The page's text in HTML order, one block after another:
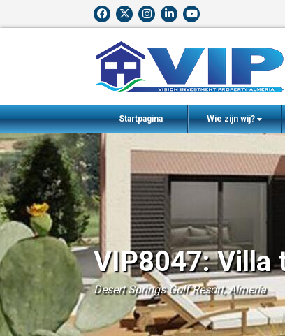
Startpagina Wie zijn wij?
VIP8047: Villa
Desert Springs Golf Resort, Almería